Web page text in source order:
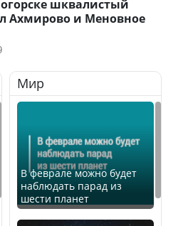
шквалистый
Ахмирово и Меновное
Мир
В феврале можно будет
наблюдать парад из
шести планет